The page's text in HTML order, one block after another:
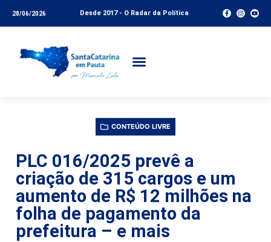
28/06/2026 Desde 2017 - O Radar da Política
CONTEÚDO LIVRE
PLC 016/2025 prevê a
criação de 315 cargos e um
aumento de R$ 12 milhões na
folha de pagamento da
prefeitura – e mais